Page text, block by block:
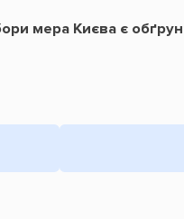
мера Києва є